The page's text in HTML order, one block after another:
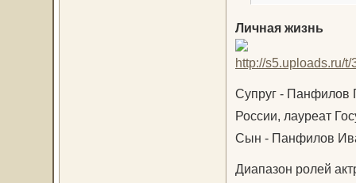
Личная жизнь
Супруг - Панфилов
России, лауреат
Сын - Панфилов
Диапазон ролей